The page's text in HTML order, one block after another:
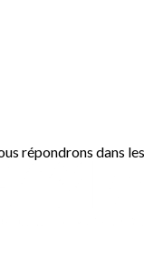
répondrons dans